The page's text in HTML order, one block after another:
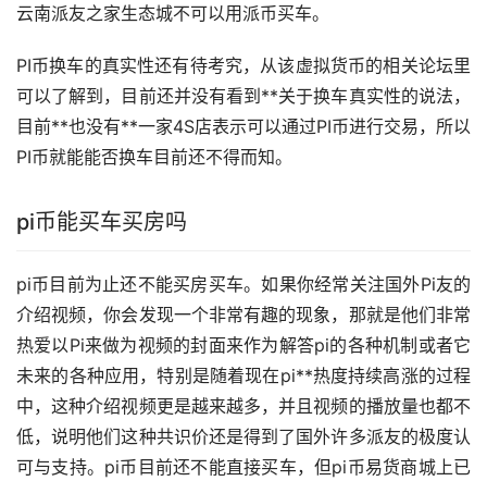
云南派友之家生态城不可以用派币买车。
PI币换车的真实性还有待考究，从该虚拟货币的相关论坛里
可以了解到，目前还并没有看到**关于换车真实性的说法，
目前**也没有**一家4S店表示可以通过PI币进行交易，所以
PI币就能能否换车目前还不得而知。
pi币能买车买房吗
pi币目前为止还不能买房买车。如果你经常关注国外Pi友的
介绍视频，你会发现一个非常有趣的现象，那就是他们非常
热爱以Pi来做为视频的封面来作为解答pi的各种机制或者它
未来的各种应用，特别是随着现在pi**热度持续高涨的过程
中，这种介绍视频更是越来越多，并且视频的播放量也都不
低，说明他们这种共识价还是得到了国外许多派友的极度认
可与支持。pi币目前还不能直接买车，但pi币易货商城上已